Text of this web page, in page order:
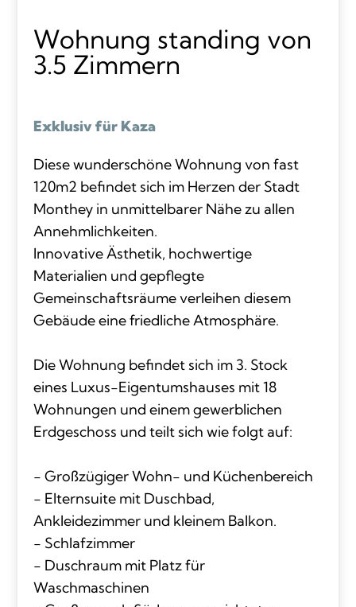
Wohnung standing von
3.5 Zimmern
Exklusiv für Kaza
Diese wunderschöne Wohnung von fast
120m2 befindet sich im Herzen der Stadt
Monthey in unmittelbarer Nähe zu allen
Annehmlichkeiten.
Innovative Ästhetik, hochwertige
Materialien und gepflegte
Gemeinschaftsräume verleihen diesem
Gebäude eine friedliche Atmosphäre.
Die Wohnung befindet sich im 3. Stock
eines Luxus-Eigentumshauses mit 18
Wohnungen und einem gewerblichen
Erdgeschoss und teilt sich wie folgt auf:
- Großzügiger Wohn- und Küchenbereich
- Elternsuite mit Duschbad,
Ankleidezimmer und kleinem Balkon.
- Schlafzimmer
- Duschraum mit Platz für
Waschmaschinen